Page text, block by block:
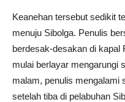
Keanehan tersebut sedikit
menuju Sibolga. Penulis
berdesak-desakan di kapal
mulai berlayar mengarungi
malam, penulis mengalami
setelah tiba di pelabuhan